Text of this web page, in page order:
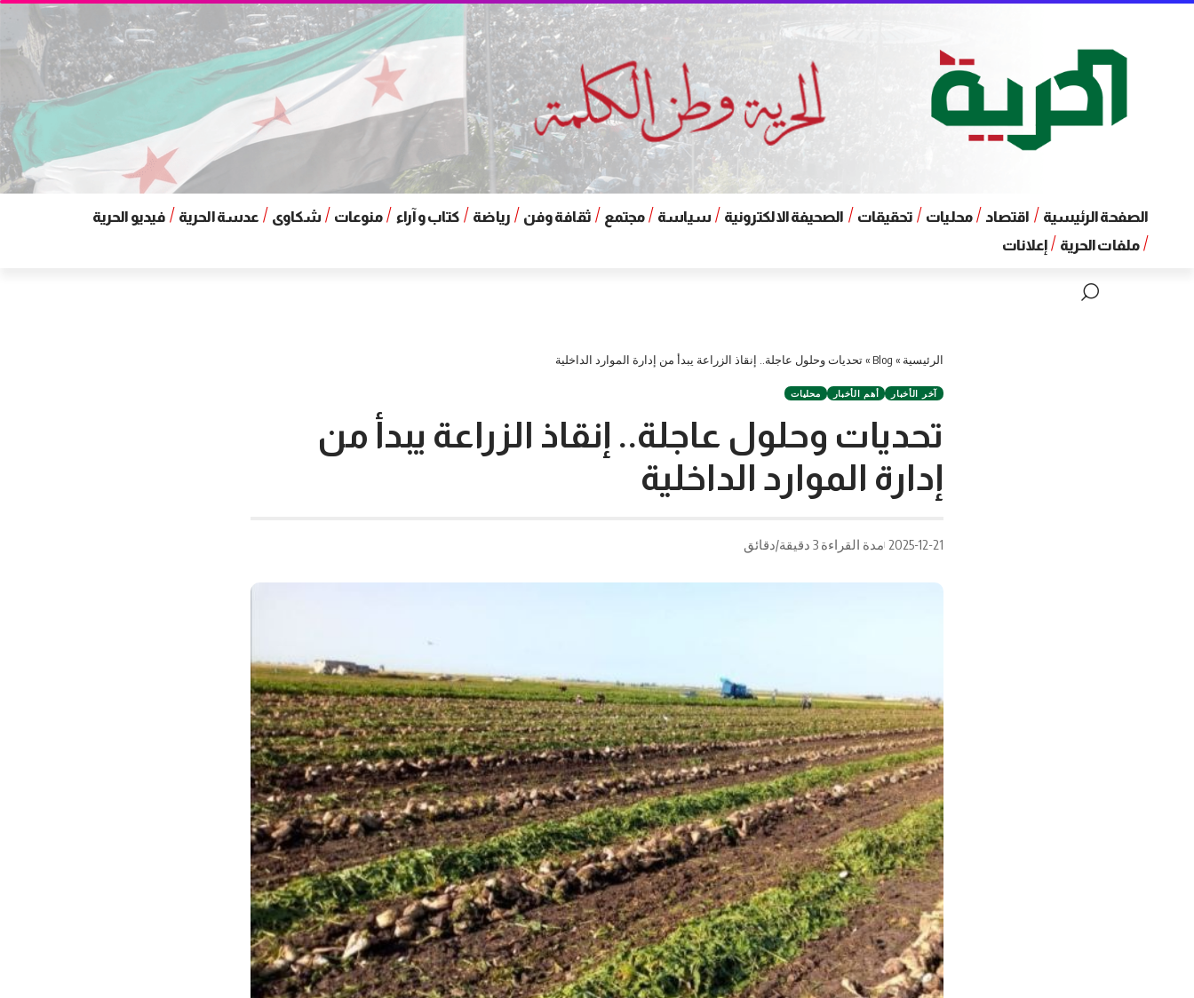
الصفحة الرئيسية اقتصاد محليات تحقيقات الصحيفة الالكترونية سياسة مجتمع ثقافة وفن رياضة كتاب و آراء منوعات شكاوى عدسة الحرية
فيديو الحرية
ملفات الحرية
إعلانات
الرئيسية »
Blog
»تحديات وحلول عاجلة.. إنقاذ الزراعة يبدأ من إدارة الموارد الداخلية
آخر الأخبار أهم الأخبار محليات
تحديات وحلول عاجلة.. إنقاذ الزراعة يبدأ من
إدارة الموارد الداخلية
2025-12-21 مدة القراءة 3 دقيقة/دقائق